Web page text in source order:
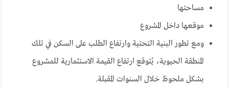
مساحتها
موقعها داخل المشروع
ومع تطور البنية التحتية وارتفاع الطلب على السكن في تلك
المنطقة الحيوية، يُتوقع ارتفاع القيمة الاستثمارية للمشروع
بشكل ملحوظ خلال السنوات المقبلة.